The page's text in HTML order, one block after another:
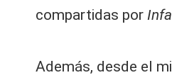
compartidas por
Además, desde el